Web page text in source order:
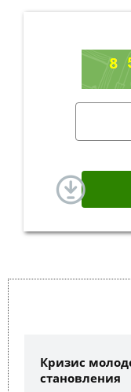
Кризис
становления